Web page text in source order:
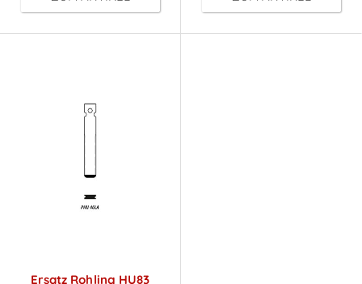
Ersatz Rohling HU83